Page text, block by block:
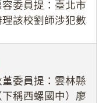
委員提：臺北市
該校劉師涉犯數
不僅首份調查報
委員提：雲林縣
稱西螺國中）廖